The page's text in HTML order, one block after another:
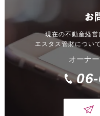
お
現在の不動産経
エスタス管財につい
オーナ